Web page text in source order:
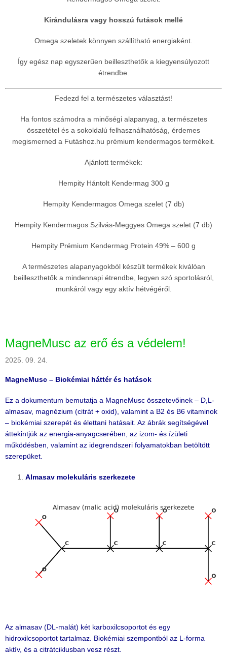
Kirándulásra vagy hosszú futások mellé
Omega szeletek könnyen szállítható energiaként.
Így egész nap egyszerűen beilleszthetők a kiegyensúlyozott
étrendbe.
Fedezd fel a természetes választást!
Ha fontos számodra a minőségi alapanyag, a természetes
összetétel és a sokoldalú felhasználhatóság, érdemes
megismerned a Futáshoz.hu prémium kendermagos termékeit.
Ajánlott termékek:
Hempity Hántolt Kendermag 300 g
Hempity Kendermagos Omega szelet (7 db)
Hempity Kendermagos Szilvás-Meggyes Omega szelet (7 db)
Hempity Prémium Kendermag Protein 49% – 600 g
A természetes alapanyagokból készült termékek kiválóan
beilleszthetők a mindennapi étrendbe, legyen szó sportolásról,
munkáról vagy egy aktív hétvégéről.
MagneMusc az erő és a védelem!
2025. 09. 24.
MagneMusc – Biokémiai háttér és hatások
Ez a dokumentum bemutatja a MagneMusc összetevőinek – D,L-
almasav, magnézium (citrát + oxid), valamint a B2 és B6 vitaminok
– biokémiai szerepét és élettani hatásait. Az ábrák segítségével
áttekintjük az energia-anyagcserében, az izom- és ízületi
működésben, valamint az idegrendszeri folyamatokban betöltött
szerepüket.
Almasav molekuláris szerkezete
Az almasav (DL-malát) két karboxilcsoportot és egy
hidroxilcsoportot tartalmaz. Biokémiai szempontból az L-forma
aktív, és a citrátciklusban vesz részt.